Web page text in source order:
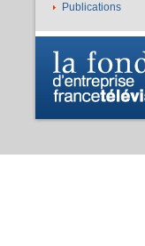
Publications